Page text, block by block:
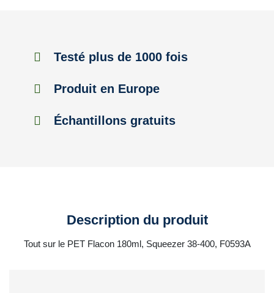
Testé plus de 1000 fois
Produit en Europe
Échantillons gratuits
Description du produit
Tout sur le PET Flacon 180ml, Squeezer 38-400, F0593A